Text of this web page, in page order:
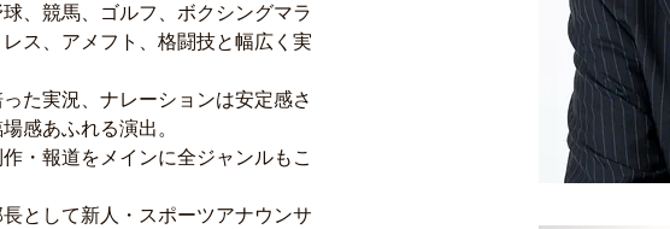
、競馬、ゴルフ、ボクシングマラ
ス、アメフト、格闘技と幅広く実
った実況、ナレーションは安定感さ
感あふれる演出。
・報道をメインに全ジャンルもこ
として新人・スポーツアナウンサ